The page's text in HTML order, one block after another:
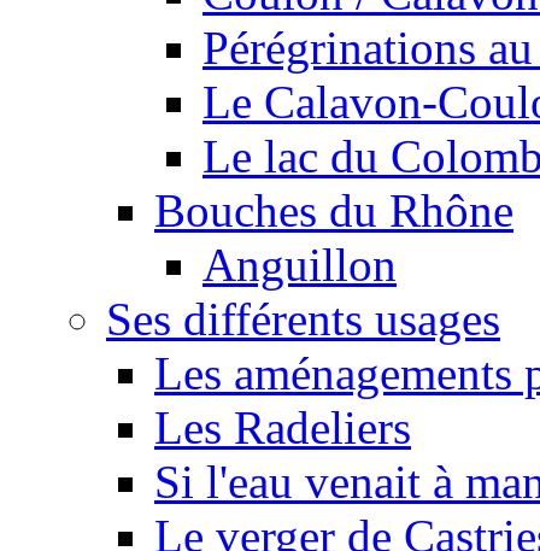
Pérégrinations
Le Calavon-
Le lac du
Bouches du Rhône
Anguillon
Ses différents usages
Les
Les Radeliers
Si l'eau venait à
Le verger de